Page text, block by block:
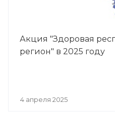
Акция "Здоровая
регион" в 2025 году
4 апреля 2025